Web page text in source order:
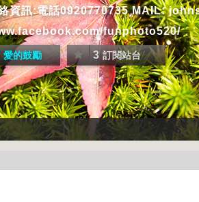
絡資訊:電話0920770735 MAIL:
funphoto520/
愛的鼓勵 3 訂閱站台